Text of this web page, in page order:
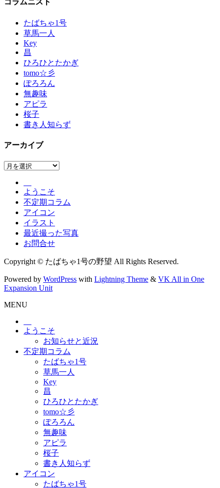
コラムニスト
たばちゃ1号
草馬一人
Key
昌
ひろひとたかぎ
tomo☆彡
ぽろろん
無趣味
アピラ
桜子
書き人知らず
アーカイブ
ア
ようこそ
不定期コラム
アイコン
イラスト
最近撮った写真
お問合せ
Copyright © たばちゃ1号の野望 All Rights Reserved.
Powered by WordPress with Lightning Theme & VK All in One
Expansion Unit
MENU
ようこそ
お知らせと近況
不定期コラム
たばちゃ1号
草馬一人
Key
昌
ひろひとたかぎ
tomo☆彡
ぽろろん
無趣味
アピラ
桜子
書き人知らず
アイコン
たばちゃ1号